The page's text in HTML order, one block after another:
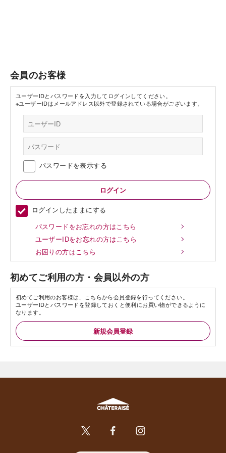
会員のお客様
ユーザーIDとパスワードを入力してログインしてください。
※ユーザーIDはメールアドレス以外で登録されている場合がございます。
パスワードを表示する
ログインしたままにする
パスワードをお忘れの方はこちら
ユーザーIDをお忘れの方はこちら
お困りの方はこちら
初めてご利用の方・会員以外の方
初めてご利用のお客様は、こちらから会員登録を行ってください。
ユーザーIDとパスワードを登録しておくと便利にお買い物ができるように
なります。